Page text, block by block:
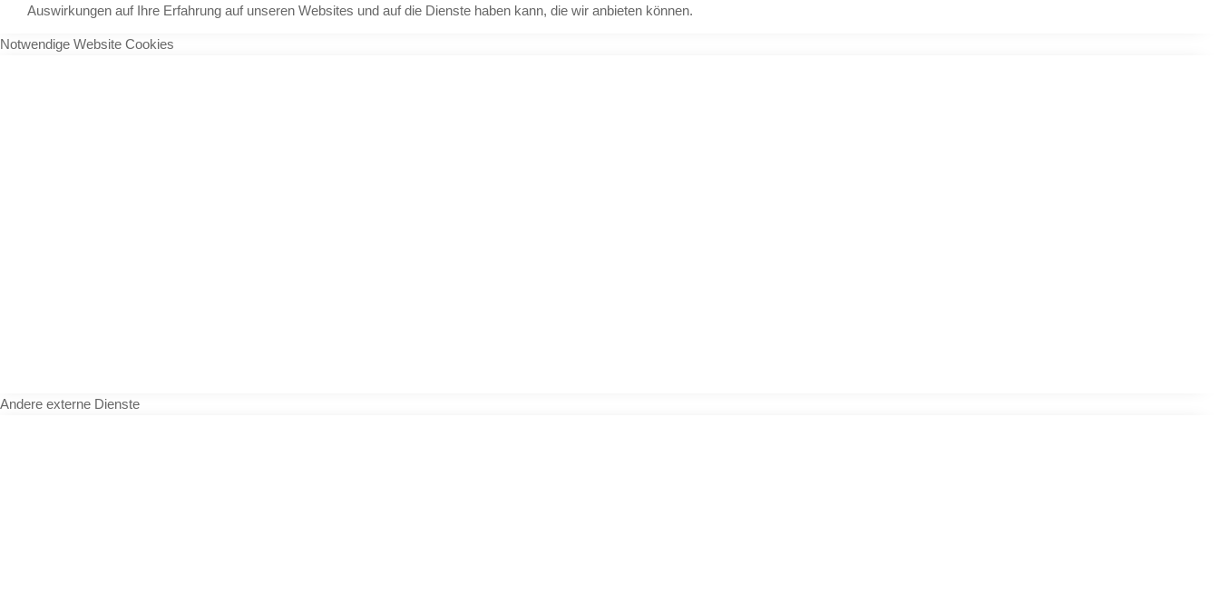
Auswirkungen auf Ihre Erfahrung auf unseren Websites und auf die Dienste haben kann, die wir anbieten können.
Notwendige Website Cookies
Andere externe Dienste